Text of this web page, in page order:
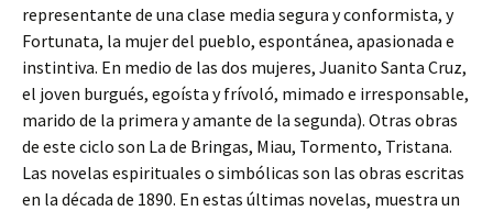
representante de una clase media segura y conformista, y
Fortunata, la mujer del pueblo, espontánea, apasionada e
instintiva. En medio de las dos mujeres, Juanito Santa Cruz,
el joven burgués, egoísta y frívoló, mimado e irresponsable,
marido de la primera y amante de la segunda). Otras obras
de este ciclo son La de Bringas, Miau, Tormento, Tristana.
Las novelas espirituales o simbólicas son las obras escritas
en la década de 1890. En estas últimas novelas, muestra un